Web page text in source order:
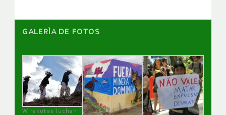
GALERÌA DE FOTOS
Wirakutas luchan